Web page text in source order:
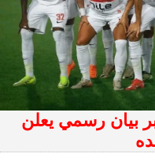
بيان رسمي يعلن